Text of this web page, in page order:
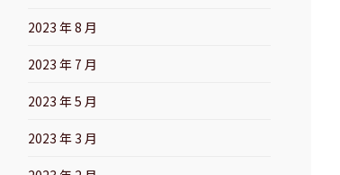
2023 年 8 月
2023 年 7 月
2023 年 5 月
2023 年 3 月